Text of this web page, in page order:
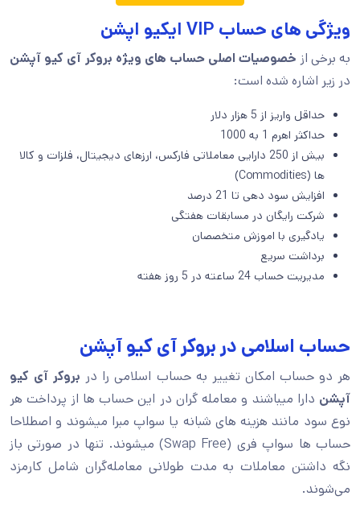
ویژگی های حساب VIP ایکیو اپشن
به برخی از خصوصیات اصلی حساب های ویژه بروکر آی کیو آپشن
در زیر اشاره شده است:
حداقل واریز از 5 هزار دلار
حداکثر اهرم 1 به 1000
بیش از 250 دارایی معاملاتی فارکس، ارزهای دیجیتال، فلزات و کالا
ها (Commodities)
افزایش سود دهی تا 21 درصد
شرکت رایگان در مسابقات هفتگی
یادگیری با اموزش متخصصان
برداشت سریع
مدیریت حساب 24 ساعته در 5 روز هفته
حساب اسلامی در بروکر آی کیو آپشن
هر دو حساب امکان تغییر به حساب اسلامی را در بروکر آی کیو
آپشن دارا میباشند و معامله گران در این حساب ها از پرداخت هر
نوع سود مانند هزینه های شبانه یا سواپ مبرا میشوند و اصطلاحا
حساب ها سواپ فری (Swap Free) میشوند. تنها در صورتی باز
نگه داشتن معاملات به مدت طولانی‌ معامله‌گران شامل کارمزد
می‌شوند.